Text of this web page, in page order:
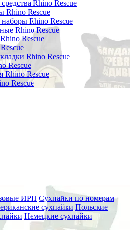
Rhino Rescue
Rhino Rescue
Rhino Rescue
Rhino Rescue
Rescue
Rhino Rescue
Rescue
Rhino Rescue
Rescue
ИРП Сухпайки по номерам
сухпайки Польские
Немецкие сухпайки